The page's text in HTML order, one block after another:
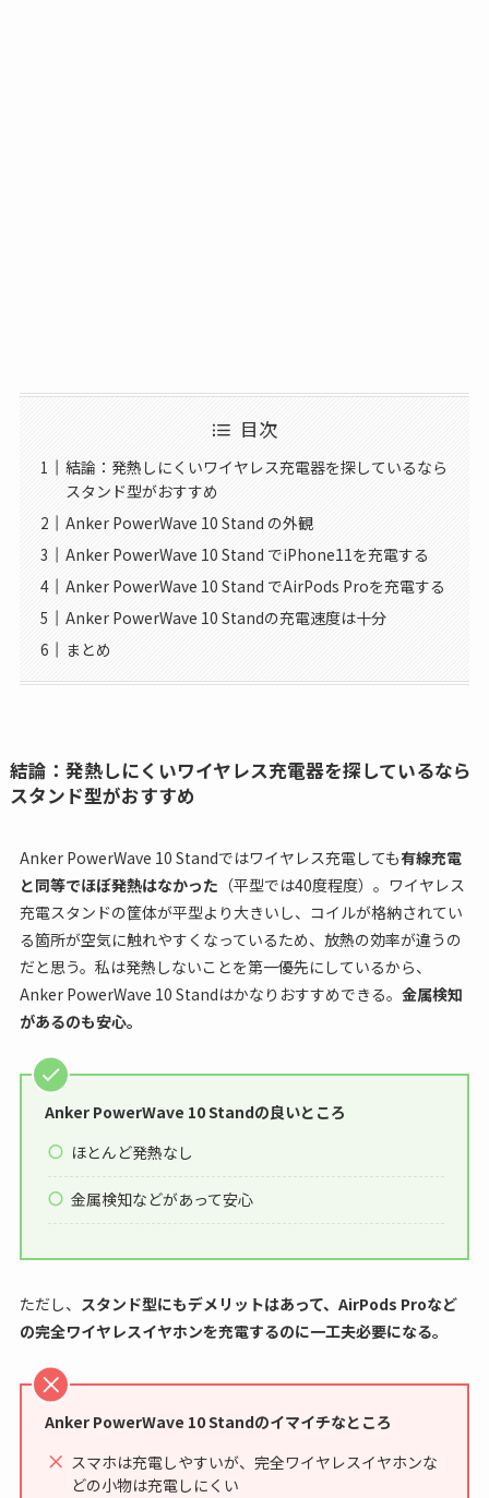
目次
結論：発熱しにくいワイヤレス充電器を探しているなら
スタンド型がおすすめ
Anker PowerWave 10 Stand の外観
Anker PowerWave 10 Stand でiPhone11を充電する
Anker PowerWave 10 Stand でAirPods Proを充電する
Anker PowerWave 10 Standの充電速度は十分
まとめ
結論：発熱しにくいワイヤレス充電器を探しているなら
スタンド型がおすすめ
Anker PowerWave 10 Standではワイヤレス充電しても有線充電
と同等でほぼ発熱はなかった （平型では40度程度）。ワイヤレス
充電スタンドの筐体が平型より大きいし、コイルが格納されてい
る箇所が空気に触れやすくなっているため、放熱の効率が違うの
だと思う。私は発熱しないことを第一優先にしているから、
Anker PowerWave 10 Standはかなりおすすめできる。 金属検知
があるのも安心。
Anker PowerWave 10 Standの良いところ
ほとんど発熱なし
金属検知などがあって安心
ただし、 スタンド型にもデメリットはあって、AirPods Proなど
の完全ワイヤレスイヤホンを充電するのに一工夫必要になる。
Anker PowerWave 10 Standのイマイチなところ
スマホは充電しやすいが、完全ワイヤレスイヤホンな
どの小物は充電しにくい